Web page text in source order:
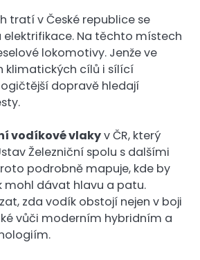
tratí v České republice se
Na těchto místech
lokomotivy. Jenže ve
klimatických cílů i sílící
dopravě hledají
vodíkové vlakyv ČR, který
Železniční spolu s dalšími
podrobně mapuje, kde by
mohl dávat hlavu a patu.
zda vodík obstojí nejen v boji
vůči moderním hybridním a